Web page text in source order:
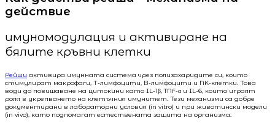
действие
имуномодулация и активиране на
бялите кръвни клетки
Рейши активира имунната система чрез полизахаридите си, които
стимулират макрофаги, Т-лимфоцити, В-лимфоцити и NK-клетки. Това
води до повишаване на цитокини като IL-1β, TNF-α и IL-6, които играят
роля в укрепването на клетъчния имунитет. Тези механизми са добре
документирани в лабораторни условия (in vitro) и при животински модели
(in vivo), като подпомагат естествената защита на организма.